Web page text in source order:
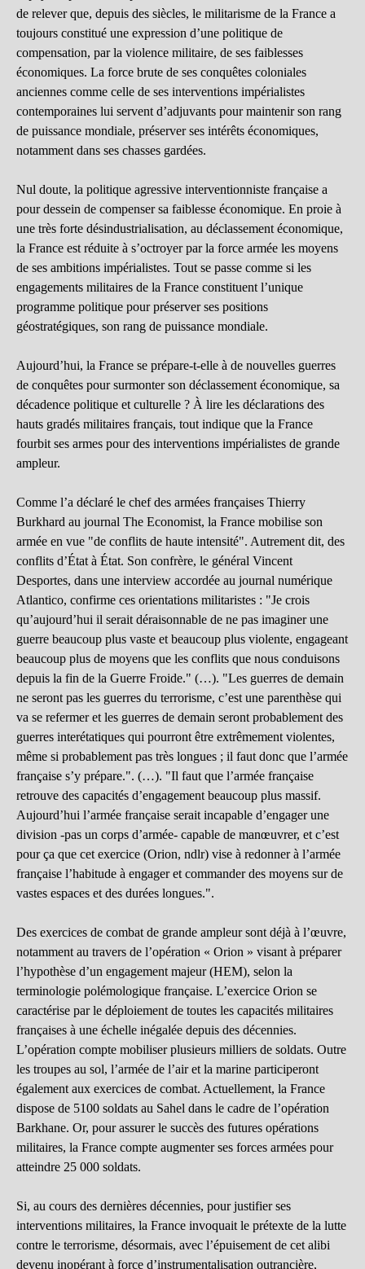
de relever que, depuis des siècles, le militarisme de la France a
toujours constitué une expression d’une politique de
compensation, par la violence militaire, de ses faiblesses
économiques. La force brute de ses conquêtes coloniales
anciennes comme celle de ses interventions impérialistes
contemporaines lui servent d’adjuvants pour maintenir son rang
de puissance mondiale, préserver ses intérêts économiques,
notamment dans ses chasses gardées.
Nul doute, la politique agressive interventionniste française a
pour dessein de compenser sa faiblesse économique. En proie à
une très forte désindustrialisation, au déclassement économique,
la France est réduite à s’octroyer par la force armée les moyens
de ses ambitions impérialistes. Tout se passe comme si les
engagements militaires de la France constituent l’unique
programme politique pour préserver ses positions
géostratégiques, son rang de puissance mondiale.
Aujourd’hui, la France se prépare-t-elle à de nouvelles guerres
de conquêtes pour surmonter son déclassement économique, sa
décadence politique et culturelle ? À lire les déclarations des
hauts gradés militaires français, tout indique que la France
fourbit ses armes pour des interventions impérialistes de grande
ampleur.
Comme l’a déclaré le chef des armées françaises Thierry
Burkhard au journal The Economist, la France mobilise son
armée en vue "de conflits de haute intensité". Autrement dit, des
conflits d’État à État. Son confrère, le général Vincent
Desportes, dans une interview accordée au journal numérique
Atlantico, confirme ces orientations militaristes : "Je crois
qu’aujourd’hui il serait déraisonnable de ne pas imaginer une
guerre beaucoup plus vaste et beaucoup plus violente, engageant
beaucoup plus de moyens que les conflits que nous conduisons
depuis la fin de la Guerre Froide." (…). "Les guerres de demain
ne seront pas les guerres du terrorisme, c’est une parenthèse qui
va se refermer et les guerres de demain seront probablement des
guerres interétatiques qui pourront être extrêmement violentes,
même si probablement pas très longues ; il faut donc que l’armée
française s’y prépare.". (…). "Il faut que l’armée française
retrouve des capacités d’engagement beaucoup plus massif.
Aujourd’hui l’armée française serait incapable d’engager une
division -pas un corps d’armée- capable de manœuvrer, et c’est
pour ça que cet exercice (Orion, ndlr) vise à redonner à l’armée
française l’habitude à engager et commander des moyens sur de
vastes espaces et des durées longues.".
Des exercices de combat de grande ampleur sont déjà à l’œuvre,
notamment au travers de l’opération « Orion » visant à préparer
l’hypothèse d’un engagement majeur (HEM), selon la
terminologie polémologique française. L’exercice Orion se
caractérise par le déploiement de toutes les capacités militaires
françaises à une échelle inégalée depuis des décennies.
L’opération compte mobiliser plusieurs milliers de soldats. Outre
les troupes au sol, l’armée de l’air et la marine participeront
également aux exercices de combat. Actuellement, la France
dispose de 5100 soldats au Sahel dans le cadre de l’opération
Barkhane. Or, pour assurer le succès des futures opérations
militaires, la France compte augmenter ses forces armées pour
atteindre 25 000 soldats.
Si, au cours des dernières décennies, pour justifier ses
interventions militaires, la France invoquait le prétexte de la lutte
contre le terrorisme, désormais, avec l’épuisement de cet alibi
devenu inopérant à force d’instrumentalisation outrancière,